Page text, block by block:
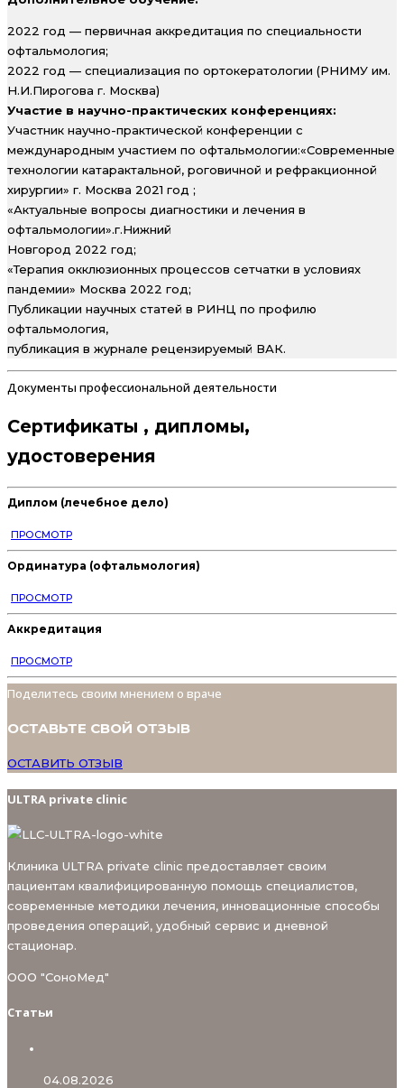
2022 год — первичная аккредитация по специальности
офтальмология;
2022 год — специализация по ортокератологии (РНИМУ им.
Н.И.Пирогова г. Москва)
Участие в научно-практических конференциях:
Участник научно-практической конференции с
международным участием по офтальмологии:«Современные
технологии катарактальной, роговичной и рефракционной
хирургии» г. Москва 2021 год ;
«Актуальные вопросы диагностики и лечения в
офтальмологии».г.Нижний
Новгород 2022 год;
«Терапия окклюзионных процессов сетчатки в условиях
пандемии» Москва 2022 год;
Публикации научных статей в РИНЦ по профилю
офтальмология,
публикация в журнале рецензируемый ВАК.
Документы профессиональной деятельности
Сертификаты , дипломы,
удостоверения
Диплом (лечебное дело)
ПРОСМОТР
Ординатура (офтальмология)
ПРОСМОТР
Аккредитация
ПРОСМОТР
Поделитесь своим мнением о враче
ОСТАВЬТЕ СВОЙ ОТЗЫВ
ОСТАВИТЬ ОТЗЫВ
ULTRA private clinic
Клиника ULTRA private clinic предоставляет своим
пациентам квалифицированную помощь специалистов,
современные методики лечения, инновационные способы
проведения операций, удобный сервис и дневной
стационар.
ООО "СоноМед"
Статьи
04.08.2026